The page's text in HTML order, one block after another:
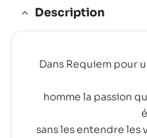
Description
Dans Requiem pour
homme la passion
sans les entendre les